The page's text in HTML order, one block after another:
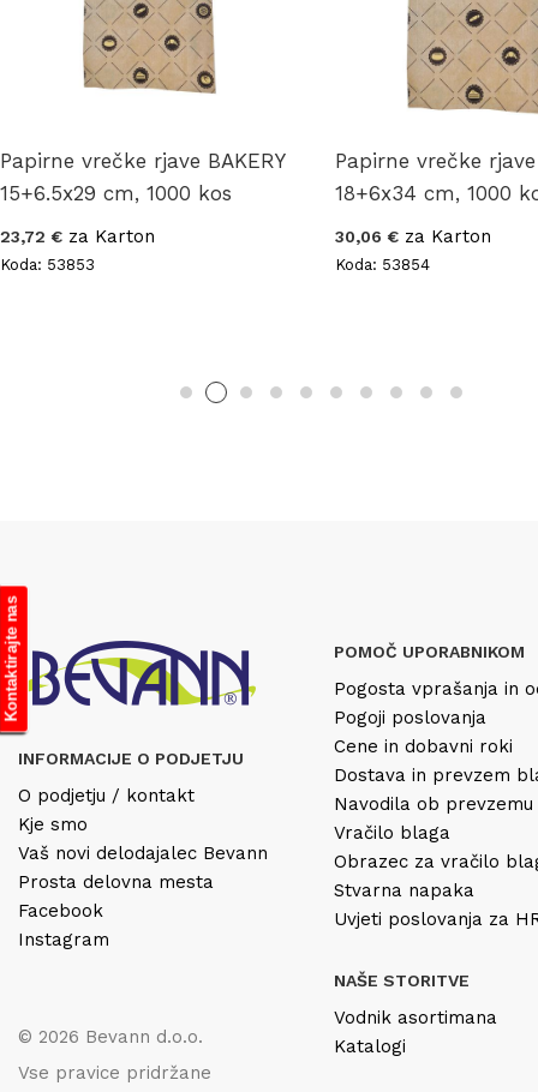
Papirne vrečke rjave BAKERY
15+6.5x29 cm, 1000 kos
23,72 € za Karton
Koda: 53853
Papirne vrečke rjave
18+6x34 cm, 1000
30,06 € za Karton
Koda: 53854
INFORMACIJE O PODJETJU
O podjetju / kontakt
Kje smo
Vaš novi delodajalec Bevann
Prosta delovna mesta
Facebook
Instagram
© 2026 Bevann d.o.o.
Vse pravice pridržane
POMOČ UPORABNIKOM
Pogosta vprašanja in
Pogoji poslovanja
Cene in dobavni roki
Dostava in prevzem
Navodila ob
Vračilo blaga
Obrazec za vračilo
Stvarna napaka
Uvjeti poslovanja za
NAŠE STORITVE
Vodnik asortimana
Katalogi
Kontaktirajte nas